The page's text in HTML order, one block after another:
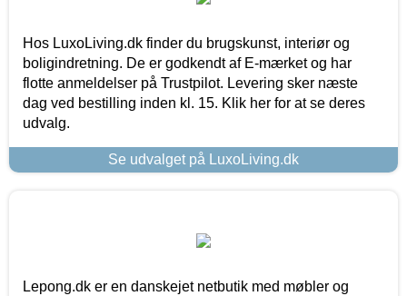
Hos LuxoLiving.dk finder du brugskunst, interiør og
boligindretning. De er godkendt af E-mærket og har
flotte anmeldelser på Trustpilot. Levering sker næste
dag ved bestilling inden kl. 15. Klik her for at se deres
udvalg.
Se udvalget på LuxoLiving.dk
Lepong.dk er en danskejet netbutik med møbler og